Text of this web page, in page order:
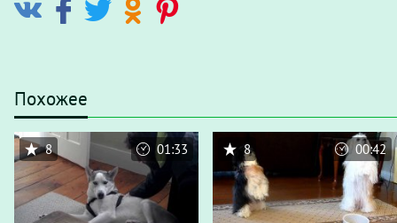
Похожее
8 01:33 8 00:42